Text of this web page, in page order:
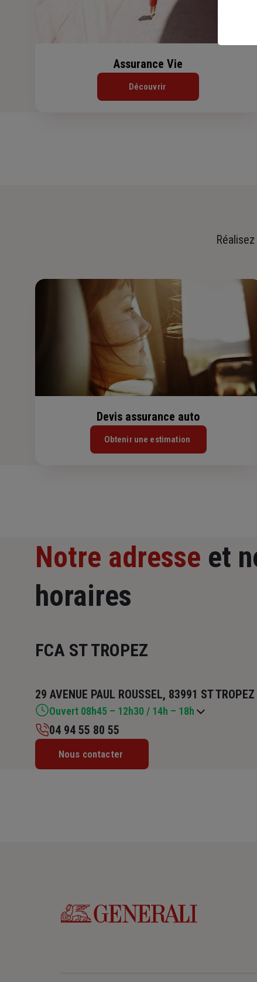
Assurance Vie
Découvrir
Devis assurance auto
Obtenir une estimation
Notre adresse et
horaires
FCA ST TROPEZ
29 AVENUE PAUL ROUSSEL, 83991 ST TROPEZ
Ouvert 08h45 – 12h30 / 14h – 18h
Mardi : 08h45 – 12h30 / 14h – 18h
04 94 55 80 55
Nous contacter